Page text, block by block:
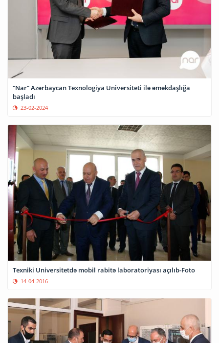
“Nar” Azərbaycan Texnologiya Universiteti ilə əməkdaşlığa
başladı
23-02-2024
Texniki Universitetdə mobil rabitə laboratoriyası açılıb-Foto
14-04-2016